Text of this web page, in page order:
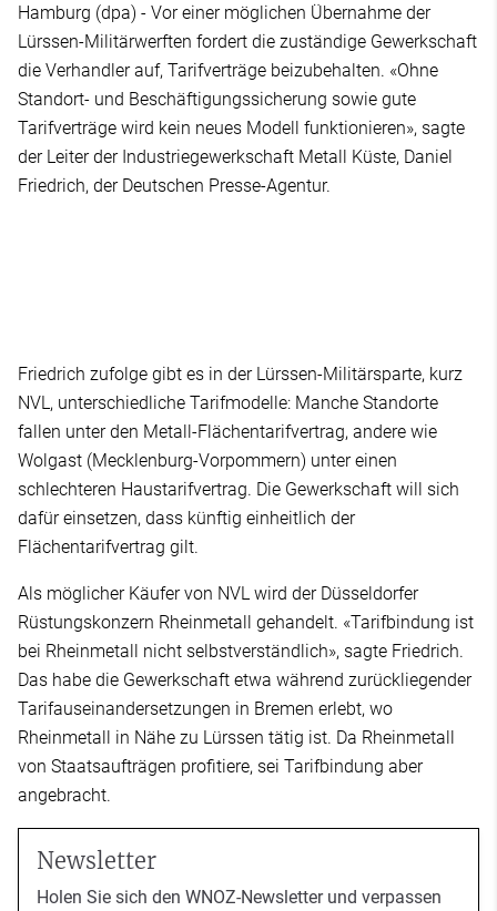
Hamburg (dpa) - Vor einer möglichen Übernahme der
Lürssen-Militärwerften fordert die zuständige Gewerkschaft
die Verhandler auf, Tarifverträge beizubehalten. «Ohne
Standort- und Beschäftigungssicherung sowie gute
Tarifverträge wird kein neues Modell funktionieren», sagte
der Leiter der Industriegewerkschaft Metall Küste, Daniel
Friedrich, der Deutschen Presse-Agentur.
Friedrich zufolge gibt es in der Lürssen-Militärsparte, kurz
NVL, unterschiedliche Tarifmodelle: Manche Standorte
fallen unter den Metall-Flächentarifvertrag, andere wie
Wolgast (Mecklenburg-Vorpommern) unter einen
schlechteren Haustarifvertrag. Die Gewerkschaft will sich
dafür einsetzen, dass künftig einheitlich der
Flächentarifvertrag gilt.
Als möglicher Käufer von NVL wird der Düsseldorfer
Rüstungskonzern Rheinmetall gehandelt. «Tarifbindung ist
bei Rheinmetall nicht selbstverständlich», sagte Friedrich.
Das habe die Gewerkschaft etwa während zurückliegender
Tarifauseinandersetzungen in Bremen erlebt, wo
Rheinmetall in Nähe zu Lürssen tätig ist. Da Rheinmetall
von Staatsaufträgen profitiere, sei Tarifbindung aber
angebracht.
Newsletter
Holen Sie sich den WNOZ-Newsletter und verpassen